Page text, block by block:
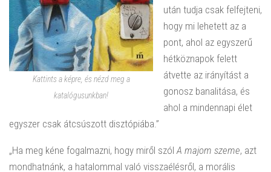
Kattints a képre, és nézd meg a
katalógusunkban!
után tudja csak felfejteni,
hogy mi lehetett az a
pont, ahol az egyszerű
hétköznapok felett
átvette az irányítást a
gonosz banalitása, és
ahol a mindennapi élet
egyszer csak átcsúszott disztópiába.”
„Ha meg kéne fogalmazni, hogy miről szól A majom szeme, azt
mondhatnánk, a hatalommal való visszaélésről, a morális